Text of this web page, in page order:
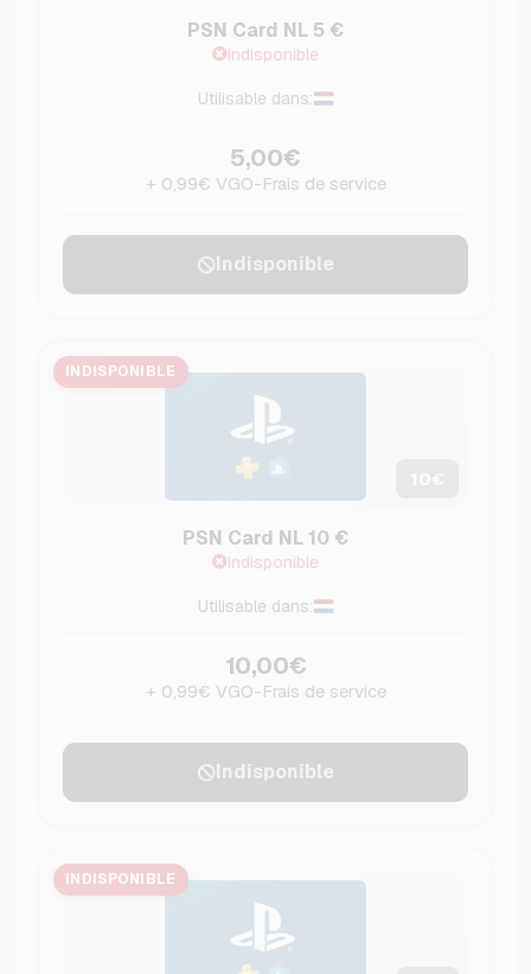
PSN Card NL 5 €
Indisponible
Utilisable dans:
5,00€
+ 0,99€ VGO-Frais de service
Indisponible
INDISPONIBLE
PSN Card NL 10 €
Indisponible
Utilisable dans:
10,00€
+ 0,99€ VGO-Frais de service
Indisponible
INDISPONIBLE